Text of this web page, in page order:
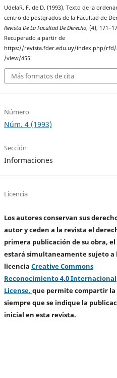
UdelaR, F. de D. (1993). Texto de la
centro de postgrados de la Facultad de
Revista De La Facultad De Derecho, (4),
Recuperado a partir de
https://revista.fder.edu.uy/index.php/
/view/455
Más formatos de cita
Número
Núm. 4 (1993)
Sección
Informaciones
Licencia
Los autores conservan sus
autor y ceden a la revista el
primera publicación de su obra, el
estará simultaneamente sujeto a
licenciaCreative Commons
Reconocimiento 4.0 Internacional
License.que permite compartir la
siempre que se indique la
inicial en esta revista.